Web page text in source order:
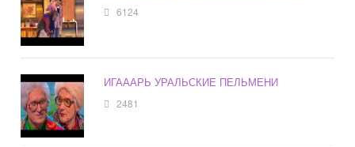
6124
ИГАААРЬ УРАЛЬСКИЕ ПЕЛЬМЕНИ
2481